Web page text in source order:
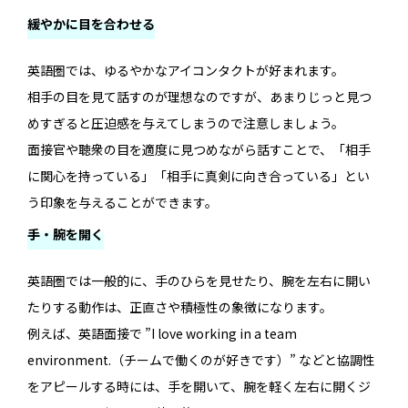
緩やかに目を合わせる
英語圏では、ゆるやかなアイコンタクトが好まれます。
相手の目を見て話すのが理想なのですが、あまりじっと見つ
めすぎると圧迫感を与えてしまうので注意しましょう。
面接官や聴衆の目を適度に見つめながら話すことで、「相手
に関心を持っている」「相手に真剣に向き合っている」とい
う印象を与えることができます。
手・腕を開く
英語圏では一般的に、手のひらを見せたり、腕を左右に開い
たりする動作は、正直さや積極性の象徴になります。
例えば、英語面接で ”I love working in a team
environment.（チームで働くのが好きです）” などと協調性
をアピールする時には、手を開いて、腕を軽く左右に開くジ